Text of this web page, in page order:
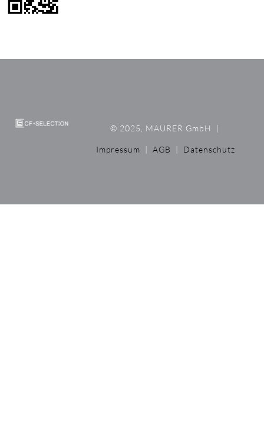
© 2025, MAURER GmbH |
Impressum | AGB | Datenschutz